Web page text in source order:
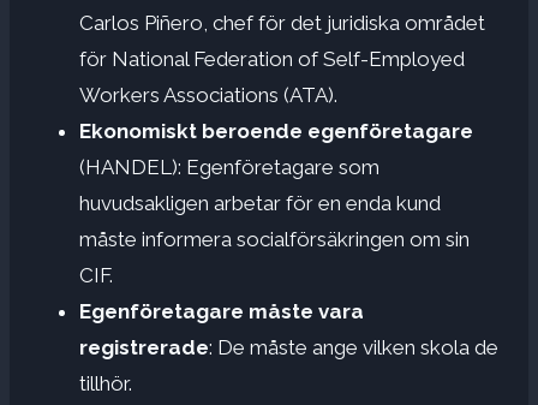
Carlos Piñero, chef för det juridiska området
för National Federation of Self-Employed
Workers Associations (ATA).
Ekonomiskt beroende egenföretagare
(HANDEL): Egenföretagare som
huvudsakligen arbetar för en enda kund
måste informera socialförsäkringen om sin
CIF.
Egenföretagare måste vara
registrerade: De måste ange vilken skola de
tillhör.